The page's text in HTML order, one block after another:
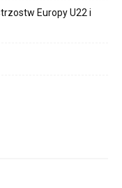
Europy U22 i